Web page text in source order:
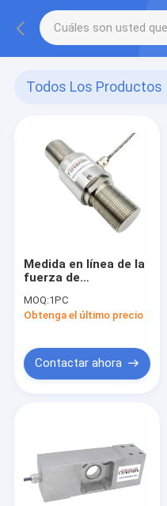
Todos Los Productos
Medida en línea de la
fuerza de
sensor 20kN 30kN
50kN 100kN 200kN de
MOQ:1PC
Obtenga el último precio
Contactar ahora